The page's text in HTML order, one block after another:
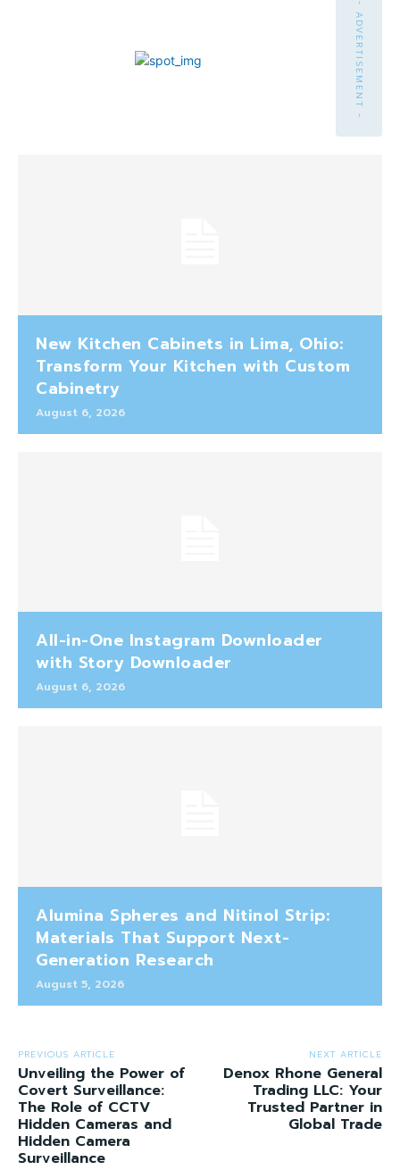
- ADVERTISEMENT -
New Kitchen Cabinets in Lima, Ohio:
Transform Your Kitchen with Custom
Cabinetry
August 6, 2026
All-in-One Instagram Downloader
with Story Downloader
August 6, 2026
Alumina Spheres and Nitinol Strip:
Materials That Support Next-
Generation Research
August 5, 2026
PREVIOUS ARTICLE
Unveiling the Power of
Covert Surveillance:
The Role of CCTV
Hidden Cameras and
Hidden Camera
Surveillance
NEXT ARTICLE
Denox Rhone General
Trading LLC: Your
Trusted Partner in
Global Trade